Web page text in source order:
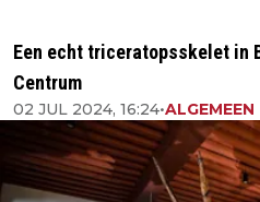
Een echt triceratopsskelet in
Centrum
02 JUL 2024, 16:24•ALGEMEEN